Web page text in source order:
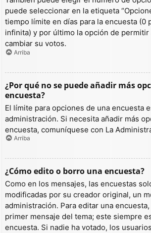
puede seleccionar en la etiqueta
tiempo límite en días para la encuesta (0
infinita) y por último la opción de permitir
cambiar su votos.
Arriba
¿Por qué no se puede añadir más
encuesta?
El límite para opciones de una encuesta
administración. Si necesita añadir más
encuesta, comuníquese con La
Arriba
¿Cómo edito o borro una encuesta?
Como en los mensajes, las encuestas
modificadas por su creador original, un
administración. Para editar una
primer mensaje del tema; este siempre
encuesta. Si nadie ha votado, los